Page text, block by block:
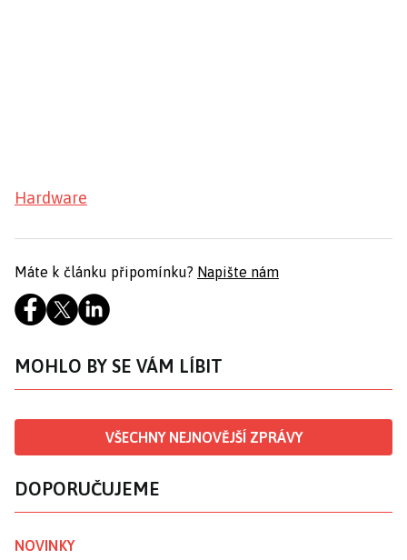
Hardware
Máte k článku připomínku? Napište nám
MOHLO BY SE VÁM LÍBIT
VŠECHNY NEJNOVĚJŠÍ ZPRÁVY
DOPORUČUJEME
NOVINKY